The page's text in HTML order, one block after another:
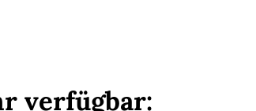
verfügbar: